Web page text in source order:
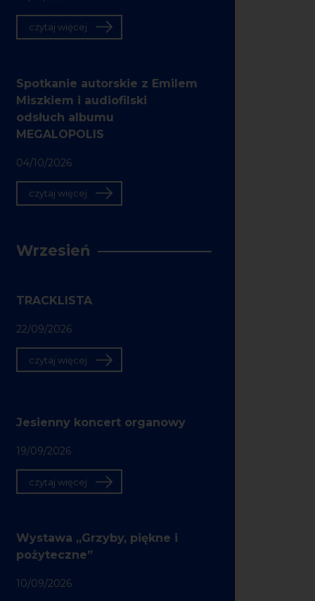
czytaj więcej
Spotkanie autorskie z Emilem
Miszkiem i audiofilski
odsłuch albumu
MEGALOPOLIS
04/10/2026
czytaj więcej
Wrzesień
TRACKLISTA
22/09/2026
czytaj więcej
Jesienny koncert organowy
19/09/2026
czytaj więcej
Wystawa „Grzyby, piękne i
pożyteczne”
10/09/2026